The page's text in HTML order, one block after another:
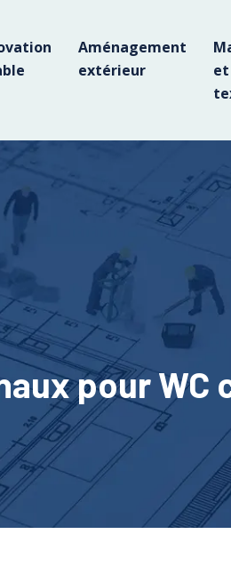
Aménagement
extérieur
et
pour WC